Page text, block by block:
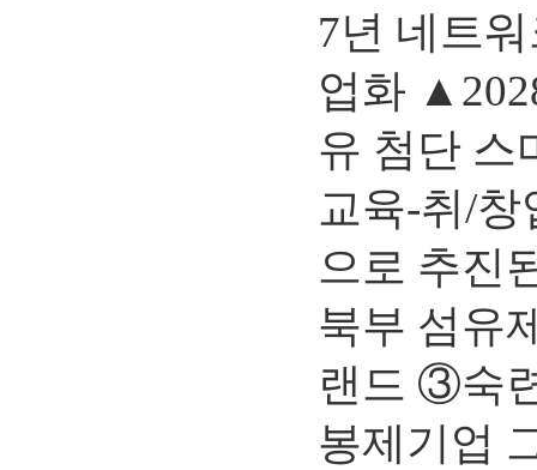
7년 네트
업화
유 첨단 스
교육-취/창
으로 추진
북부 섬유
랜드 ③숙
봉제기업